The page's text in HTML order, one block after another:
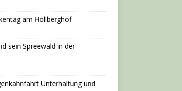
am Höllberghof
sein Spreewald in der
Unterhaltung und